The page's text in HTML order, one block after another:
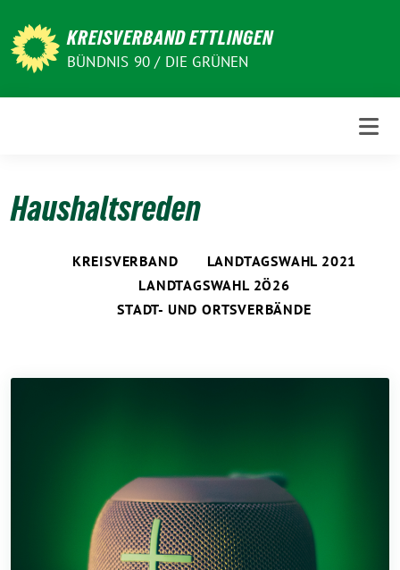
zum
Inhalt
KREISVERBAND ETTLINGEN
BÜNDNIS 90 / DIE GRÜNEN
Haushaltsreden
KREISVERBAND
LANDTAGSWAHL 2021
LANDTAGSWAHL 2Ö26
STADT- UND ORTSVERBÄNDE